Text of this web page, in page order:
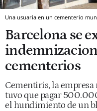
Una usuaria en un cementerio
Barcelona se
cementerios
Cementiris, la
tuvo que pagar
el hundimiento de un